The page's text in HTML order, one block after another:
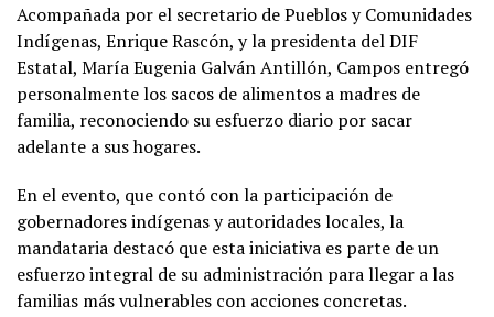
Acompañada por el secretario de Pueblos y Comunidades
Indígenas, Enrique Rascón, y la presidenta del DIF
Estatal, María Eugenia Galván Antillón, Campos entregó
personalmente los sacos de alimentos a madres de
familia, reconociendo su esfuerzo diario por sacar
adelante a sus hogares.
En el evento, que contó con la participación de
gobernadores indígenas y autoridades locales, la
mandataria destacó que esta iniciativa es parte de un
esfuerzo integral de su administración para llegar a las
familias más vulnerables con acciones concretas.